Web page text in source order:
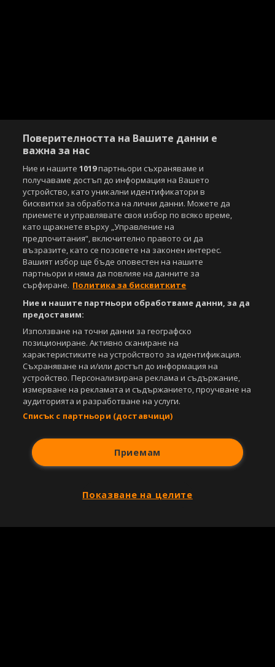
Поверителността на Вашите данни е
важна за нас
Ние и нашите1019партньори съхраняваме и
получаваме достъп до информация на Вашето
устройство, като уникални идентификатори в
бисквитки за обработка на лични данни. Можете да
приемете и управлявате своя избор по всяко време,
като щракнете върху „Управление на
предпочитания“, включително правото си да
възразите, като се позовете на законен интерес.
Вашият избор ще бъде оповестен на нашите
партньори и няма да повлияе на данните за
сърфиране. Политика за бисквитките
Ние и нашите партньори обработваме данни, за да
предоставим:
Използване на точни данни за географско
позициониране. Активно сканиране на
характеристиките на устройството за идентификация.
Съхраняване на и/или достъп до информация на
устройство. Персонализирана реклама и съдържание,
измерване на рекламата и съдържанието, проучване на
аудиторията и разработване на услуги.
Списък с партньори (доставчици)
Приемам
Показване на целите